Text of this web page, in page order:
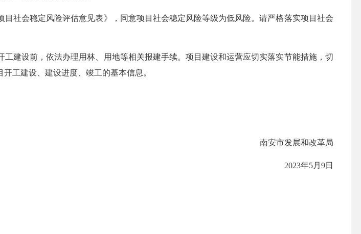
会稳定风险评估意见表》，同意项目社会稳定风险等级为低风险。请严格落实项目社会
设前，依法办理用林、用地等相关报建手续。项目建设和运营应切实落实节能措施，切
工建设、建设进度、竣工的基本信息。
南安市发展和改革局
2023年5月9日